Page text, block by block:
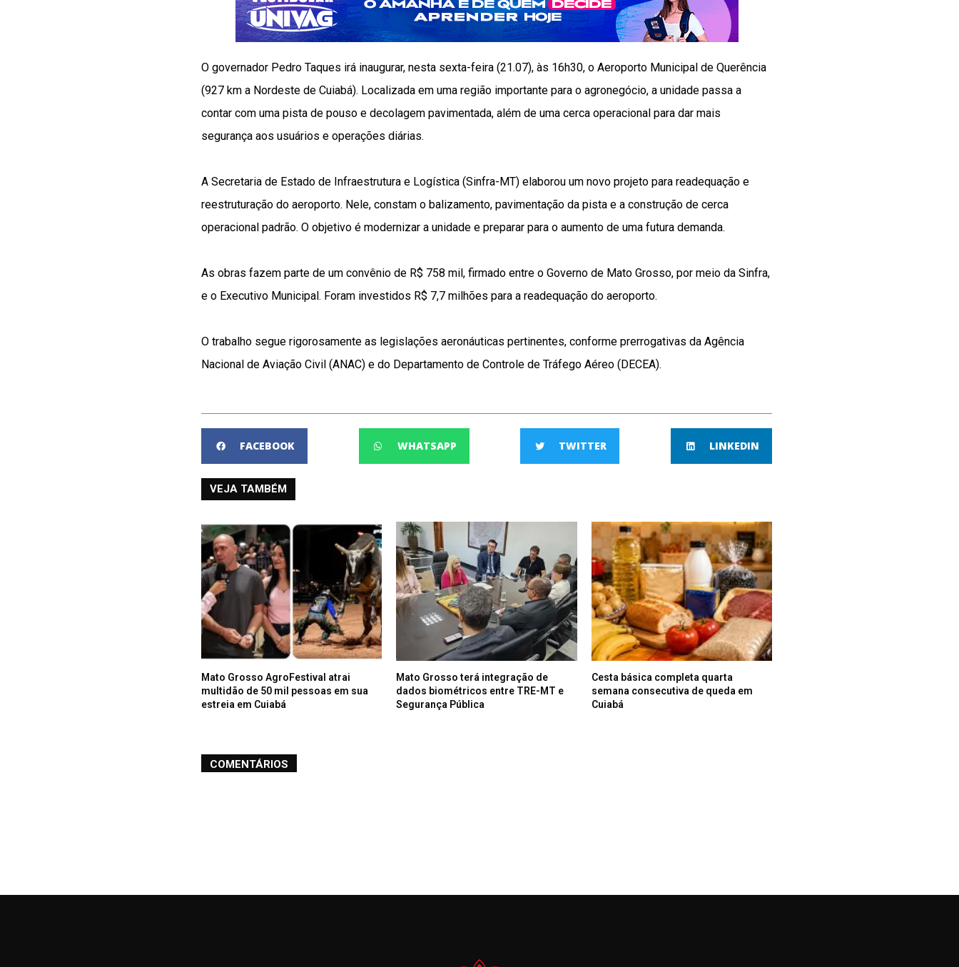
O governador Pedro Taques irá inaugurar, nesta sexta-feira (21.07), às 16h30, o Aeroporto Municipal de Querência
(927 km a Nordeste de Cuiabá). Localizada em uma região importante para o agronegócio, a unidade passa a
contar com uma pista de pouso e decolagem pavimentada, além de uma cerca operacional para dar mais
segurança aos usuários e operações diárias.
A Secretaria de Estado de Infraestrutura e Logística (Sinfra-MT) elaborou um novo projeto para readequação e
reestruturação do aeroporto. Nele, constam o balizamento, pavimentação da pista e a construção de cerca
operacional padrão. O objetivo é modernizar a unidade e preparar para o aumento de uma futura demanda.
As obras fazem parte de um convênio de R$ 758 mil, firmado entre o Governo de Mato Grosso, por meio da Sinfra,
e o Executivo Municipal. Foram investidos R$ 7,7 milhões para a readequação do aeroporto.
O trabalho segue rigorosamente as legislações aeronáuticas pertinentes, conforme prerrogativas da Agência
Nacional de Aviação Civil (ANAC) e do Departamento de Controle de Tráfego Aéreo (DECEA).
FACEBOOK WHATSAPP TWITTER LINKEDIN
VEJA TAMBÉM
Mato Grosso AgroFestival atrai
multidão de 50 mil pessoas em sua
estreia em Cuiabá
Mato Grosso terá integração de
dados biométricos entre TRE-MT e
Segurança Pública
Cesta básica completa quarta
semana consecutiva de queda em
Cuiabá
COMENTÁRIOS